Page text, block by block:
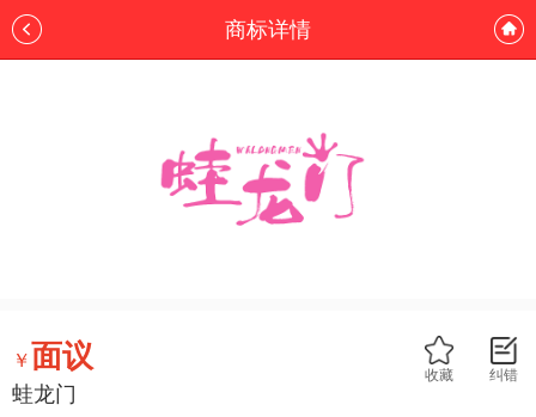
商标详情
纠错
收藏
￥面议
蛙龙门